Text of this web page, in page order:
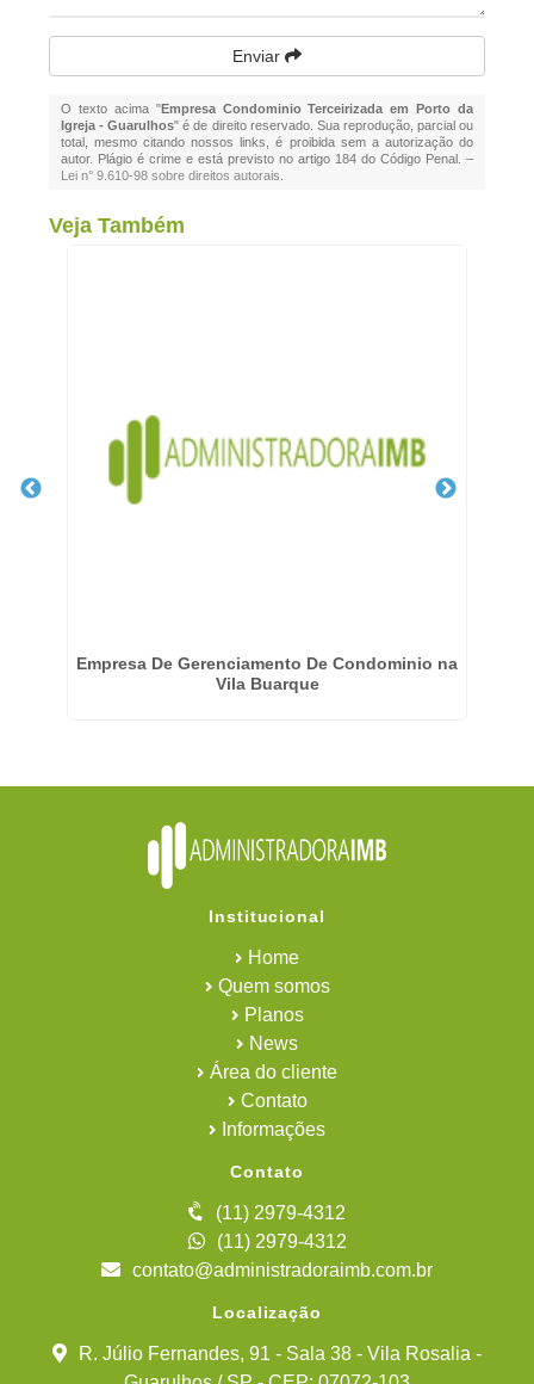
Enviar
O texto acima "Empresa Condominio Terceirizada em Porto da
Igreja - Guarulhos" é de direito reservado. Sua reprodução, parcial ou
total, mesmo citando nossos links, é proibida sem a autorização do
autor. Plágio é crime e está previsto no artigo 184 do Código Penal. –
Lei n° 9.610-98 sobre direitos autorais
Veja Também
Empresa De Gerenciamento De Condominio na
Vila Buarque
Institucional
Home
Quem somos
Planos
News
Área do cliente
Contato
Informações
Contato
(11) 2979-4312
(11) 2979-4312
contato@administradoraimb.com.br
Localização
R. Júlio Fernandes, 91 - Sala 38 - Vila Rosalia -